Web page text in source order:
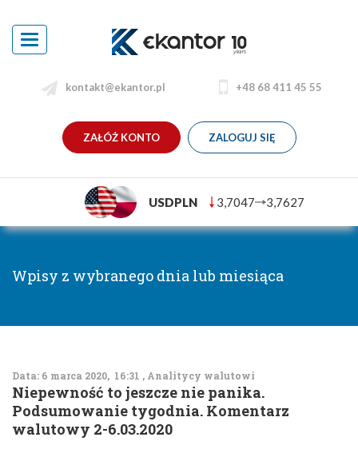
Toggle
navigation
kontakt@ekantor.pl +48 68 411 45 55
ZAŁÓŻ KONTO ZALOGUJ SIĘ
USDPLN 3,7047 3,7627
Wpisy z wybranego dnia lub miesiąca
Data: 6 marca 2020, 16:31 , Analitycy walutowi
Niepewność to jeszcze nie panika.
Podsumowanie tygodnia. Komentarz
walutowy 2-6.03.2020